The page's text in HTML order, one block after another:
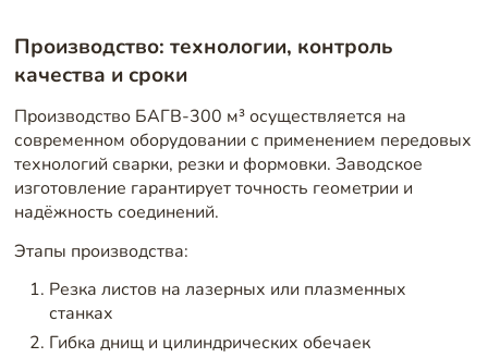
Производство: технологии, контроль
качества и сроки
Производство БАГВ-300 м³ осуществляется на
современном оборудовании с применением передовых
технологий сварки, резки и формовки. Заводское
изготовление гарантирует точность геометрии и
надёжность соединений.
Этапы производства:
Резка листов на лазерных или плазменных
станках
Гибка днищ и цилиндрических обечаек